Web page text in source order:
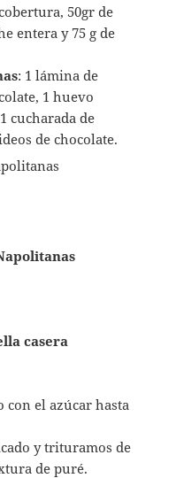
50gr de
entera y 75 g de
: 1 lámina de
1 huevo
cucharada de
de chocolate.
casera
el azúcar hasta
y trituramos de
de puré.